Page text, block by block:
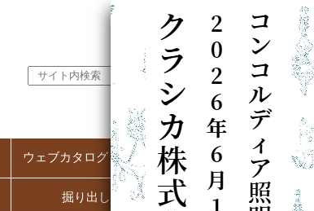
ウェブカタログ（PC用）
掘り出し市